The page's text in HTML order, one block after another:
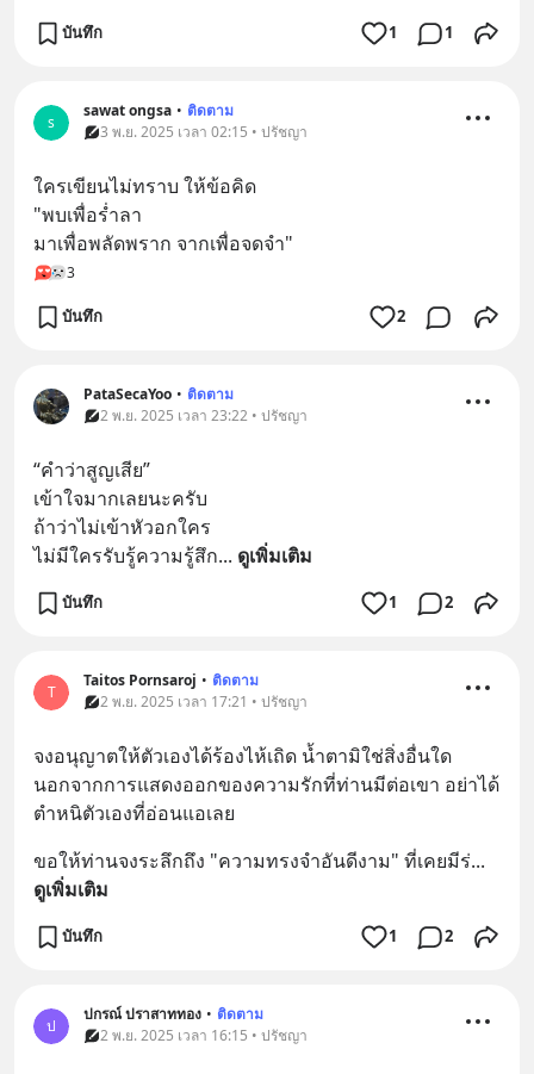
บันทึก 1 1
s
sawat ongsa • ติดตาม
3 พ.ย. 2025 เวลา 02:15 • ปรัชญา
ใครเขียนไม่ทราบ ให้ข้อคิด
"พบเพื่อร่ำลา
มาเพื่อพลัดพราก จากเพื่อจดจำ"
3
บันทึก 2
PataSecaYoo • ติดตาม
2 พ.ย. 2025 เวลา 23:22 • ปรัชญา
“คำว่าสูญเสีย”
เข้าใจมากเลยนะครับ
ถ้าว่าไม่เข้าหัวอกใคร
ไม่มีใครรับรู้ความรู้สึก... ดูเพิ่มเติม
บันทึก 1 2
T
Taitos Pornsaroj • ติดตาม
2 พ.ย. 2025 เวลา 17:21 • ปรัชญา
จงอนุญาตให้ตัวเองได้ร้องไห้เถิด น้ำตามิใช่สิ่งอื่นใด
นอกจากการแสดงออกของความรักที่ท่านมีต่อเขา อย่าได้
ตำหนิตัวเองที่อ่อนแอเลย
ขอให้ท่านจงระลึกถึง "ความทรงจำอันดีงาม" ที่เคยมีร่...
ดูเพิ่มเติม
บันทึก 1 2
ป
ปกรณ์ ปราสาททอง • ติดตาม
2 พ.ย. 2025 เวลา 16:15 • ปรัชญา